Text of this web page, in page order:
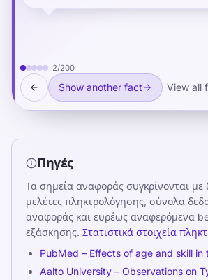
those using standard keyboards —
consolidation.
2/200
Show another fact View all
Πηγές
Τα σημεία αναφοράς συγκρίνονται με
μελέτες πληκτρολόγησης, σύνολα
αναφοράς και ευρέως αναφερόμενα
εξάσκησης. Στατιστικά στοιχεία
PubMed – Effects of age and skill in
Aalto University – Observations on